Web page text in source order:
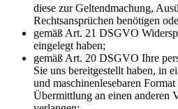
diese zur Geltendmachung,
Rechtsansprüchen benötigen
gemäß Art. 21 DSGVO
eingelegt haben;
gemäß Art. 20 DSGVO Ihre
Sie uns bereitgestellt haben, in
und maschinenlesebaren
Übermittlung an einen anderen